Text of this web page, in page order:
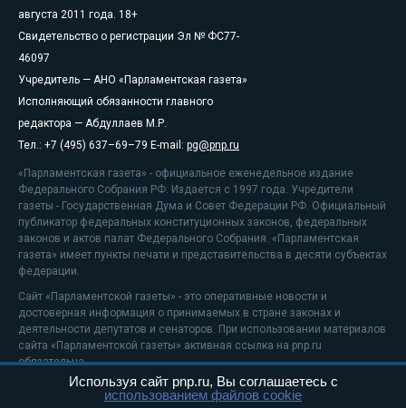
августа 2011 года. 18+
Свидетельство о регистрации Эл № ФС77-
46097
Учредитель — АНО «Парламентская газета»
Исполняющий обязанности главного
редактора — Абдуллаев М.Р.
Тел.: +7 (495) 637–69–79 E-mail: pg@pnp.ru
«Парламентская газета» - официальное еженедельное издание
Федерального Собрания РФ. Издается с 1997 года. Учредители
газеты - Государственная Дума и Совет Федерации РФ. Официальный
публикатор федеральных конституционных законов, федеральных
законов и актов палат Федерального Собрания. «Парламентская
газета» имеет пункты печати и представительства в десяти субъектах
федерации.
Сайт «Парламентской газеты» - это оперативные новости и
достоверная информация о принимаемых в стране законах и
деятельности депутатов и сенаторов. При использовании материалов
сайта «Парламентской газеты» активная ссылка на pnp.ru
обязательна.
На информационном ресурсе применяютсярекомендательные
Используя сайт pnp.ru, Вы соглашаетесь с
использованием файлов cookie